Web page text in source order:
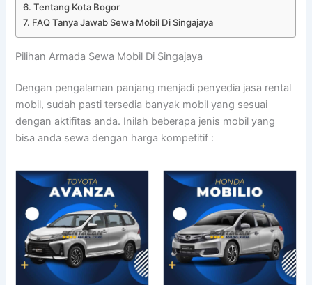
Tentang Kota Bogor
FAQ Tanya Jawab Sewa Mobil Di Singajaya
Pilihan Armada Sewa Mobil Di Singajaya
Dengan pengalaman panjang menjadi penyedia jasa rental
mobil, sudah pasti tersedia banyak mobil yang sesuai
dengan aktifitas anda. Inilah beberapa jenis mobil yang
bisa anda sewa dengan harga kompetitif :